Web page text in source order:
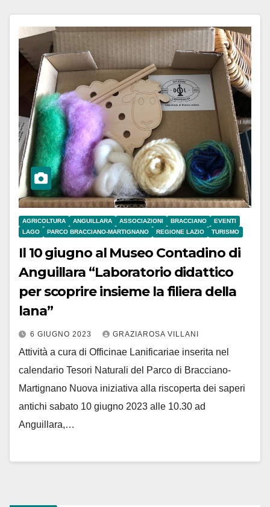
AGRICOLTURA ANGUILLARA ASSOCIAZIONI BRACCIANO
EVENTI
LAGO
PARCO BRACCIANO-MARTIGNANO REGIONE LAZIO TURISMO
Il 10 giugno al Museo Contadino di
Anguillara “Laboratorio didattico
per scoprire insieme la filiera della
lana”
6 GIUGNO 2023 GRAZIAROSA VILLANI
Attività a cura di Officinae Lanificariae inserita nel
calendario Tesori Naturali del Parco di Bracciano-
Martignano Nuova iniziativa alla riscoperta dei saperi
antichi sabato 10 giugno 2023 alle 10.30 ad
Anguillara,…